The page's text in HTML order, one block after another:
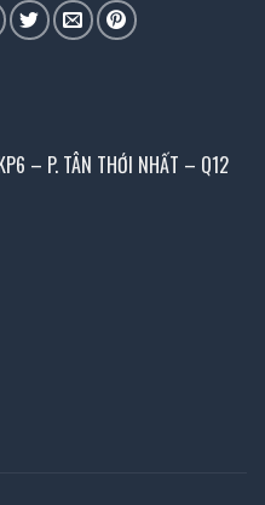
– P. TÂN THỚI NHẤT – Q12